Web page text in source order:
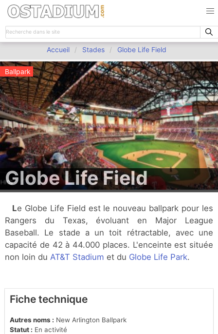
Accueil Stades Globe Life Field
Ballpark
Globe Life Field
Le Globe Life Field est le nouveau ballpark pour les
Rangers du Texas, évoluant en Major League
Baseball. Le stade a un toit rétractable, avec une
capacité de 42 à 44.000 places. L'enceinte est située
non loin du AT&T Stadium et du Globe Life Park.
Fiche technique
Autres noms : New Arlington Ballpark
Statut : En activité